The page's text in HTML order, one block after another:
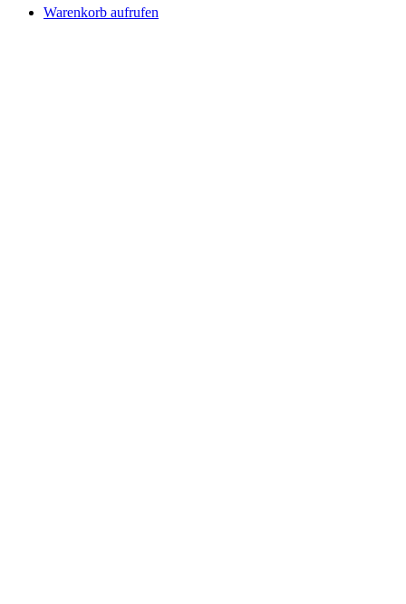
Warenkorb aufrufen